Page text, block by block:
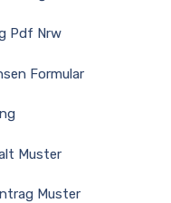
Pdf Nrw
Formular
Muster
Muster